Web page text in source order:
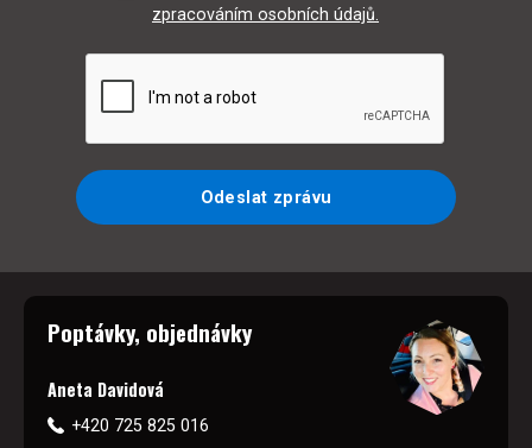
zpracováním osobních údajů.
Odeslat zprávu
Poptávky, objednávky
Aneta Davidová
+420 725 825 016